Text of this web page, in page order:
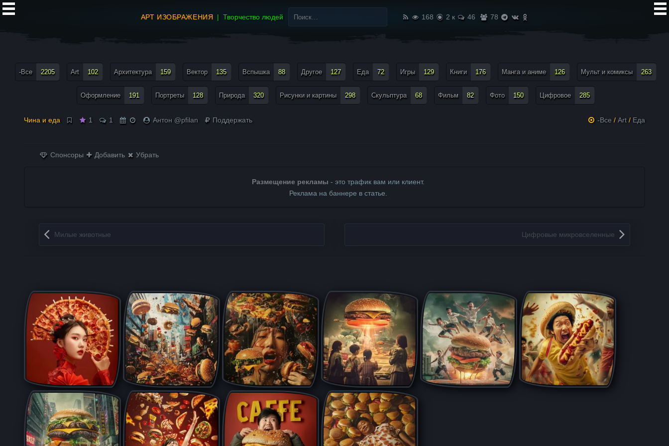
АРТ ИЗОБРАЖЕНИЯ Творчество людей
Найти:
168
2 к 46 78
-Все 2205 Art 102 Архитектура 159 Вектор 135 Вспышка 88 Другое 127 Еда 72 Игры 129 Книги 176 Манга и аниме 126 Мульт и комиксы 263
Оформление 191 Портреты 128 Природа 320 Рисунки и картины 298 Скульптура 68 Фильм 82 Фото 150 Цифровое 285
Чина и еда 1 1 Антон @pfilan Поддержать -Все / Art/ Еда
Спонсоры Добавить Убрать
Размещение рекламы - это трафик вам или клиент.
Реклама на баннере в статье.
Запись навигация
Милые животные Цифровые микровселенные